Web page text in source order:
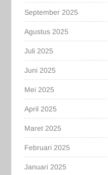
September 2025
Agustus 2025
Juli 2025
Juni 2025
Mei 2025
April 2025
Maret 2025
Februari 2025
Januari 2025